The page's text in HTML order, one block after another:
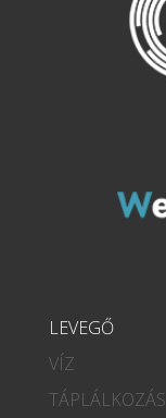
LEVEGŐ
VÍZ
TÁPLÁLKOZÁS